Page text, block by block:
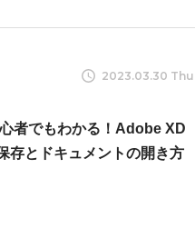
2023.03.30 Thu
者でもわかる！Adobe XD
存とドキュメントの開き方